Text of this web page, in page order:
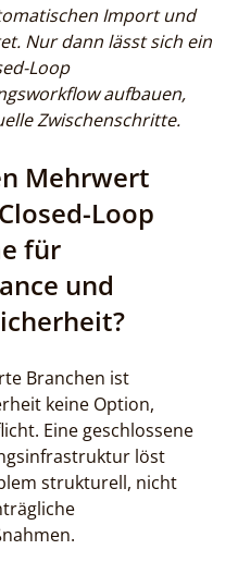
Import und
Nur dann lässt sich ein
Loop
aufbauen,
Zwischenschritte.
Mehrwert
Loop
für
und
Branchen ist
keine Option,
Eine geschlossene
löst
strukturell, nicht